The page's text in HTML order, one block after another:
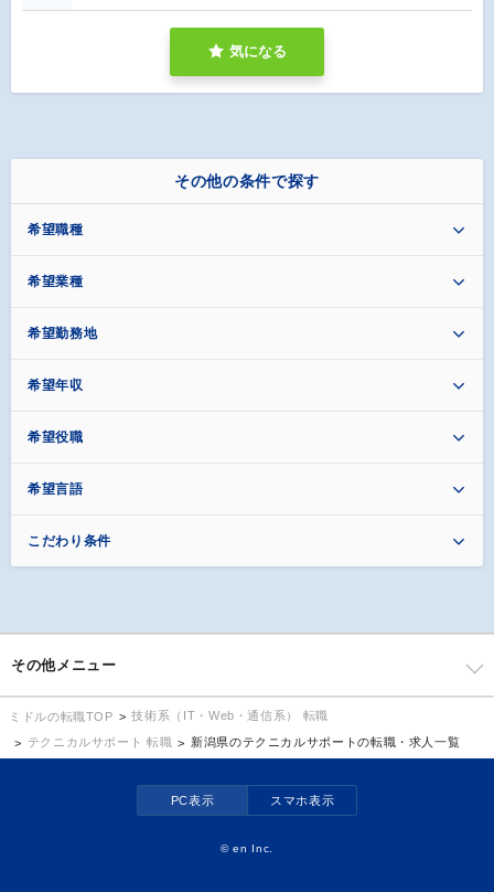
気になる
その他の条件で探す
希望職種
希望業種
希望勤務地
希望年収
希望役職
希望言語
こだわり条件
その他メニュー
ミドルの転職TOP
技術系（IT・Web・通信系） 転職
テクニカルサポート 転職
新潟県のテクニカルサポートの転職・求人一覧
PC表示 スマホ表示
©en Inc.